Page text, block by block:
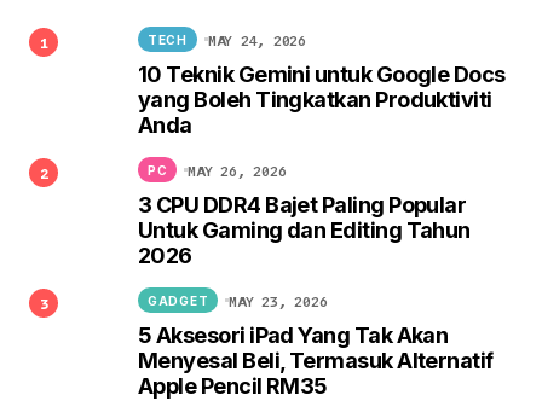
10 Teknik Gemini untuk Google Docs
yang Boleh Tingkatkan Produktiviti
Anda
TECH MAY 24, 2026
3 CPU DDR4 Bajet Paling Popular
Untuk Gaming dan Editing Tahun
2026
PC MAY 26, 2026
5 Aksesori iPad Yang Tak Akan
Menyesal Beli, Termasuk Alternatif
Apple Pencil RM35
GADGET MAY 23, 2026